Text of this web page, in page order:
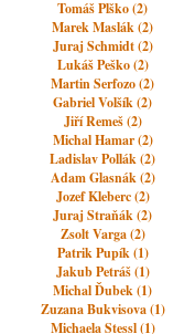
Tomáš Plško (2)
Marek Maslák (2)
Juraj Schmidt (2)
Lukáš Peško (2)
Martin Serfozo (2)
Gabriel Volšík (2)
Jiří Remeš (2)
Michal Hamar (2)
Ladislav Pollák (2)
Adam Glasnák (2)
Jozef Kleberc (2)
Juraj Straňák (2)
Zsolt Varga (2)
Patrik Pupík (1)
Jakub Petráš (1)
Michal Ďubek (1)
Zuzana Bukvisova (1)
Michaela Stessl (1)